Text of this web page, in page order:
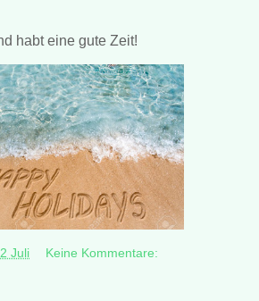
habt eine gute Zeit!
Juli Keine Kommentare: